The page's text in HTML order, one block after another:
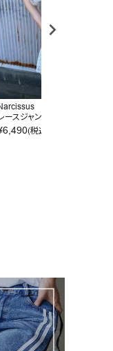
ースジャンプスーツ
6,490(税込)